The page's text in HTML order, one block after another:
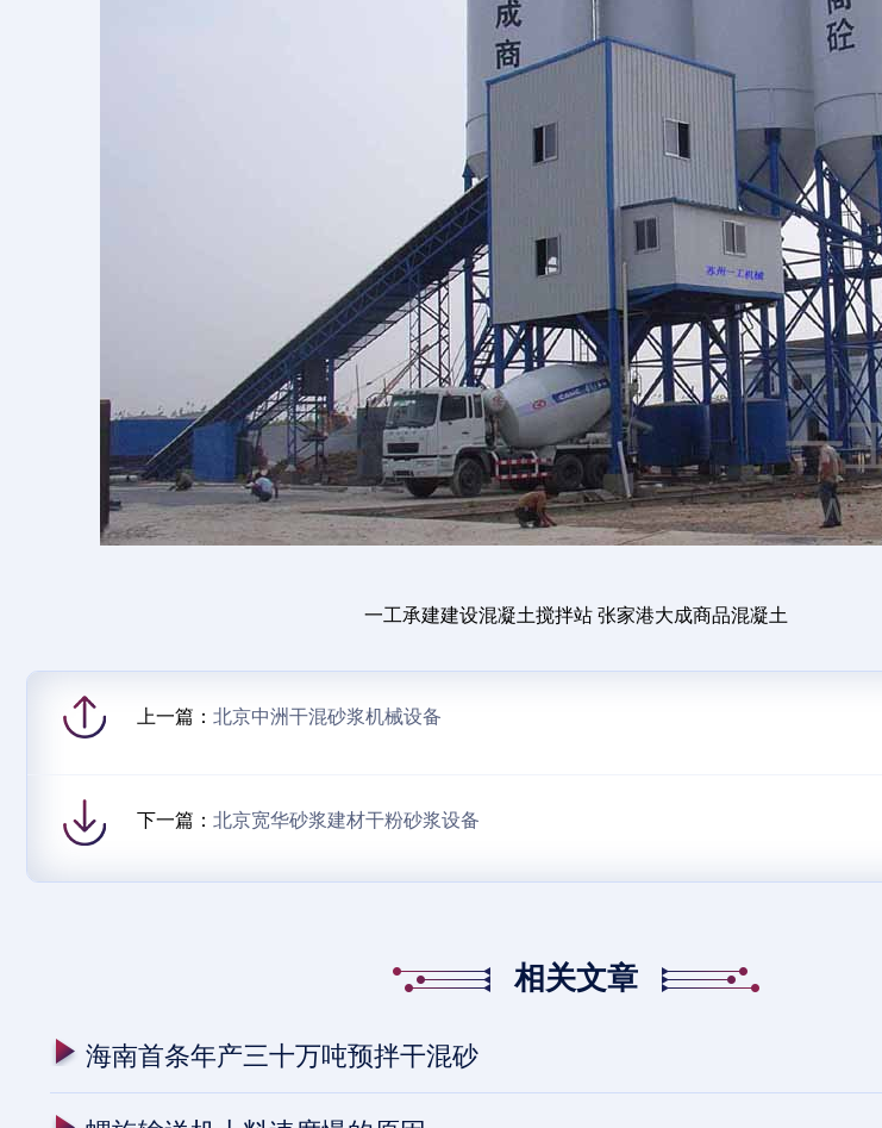
一工承建建设混凝土搅拌站 张家港大成商品混凝土
上一篇： 北京中洲干混砂浆机械设备
下一篇： 北京宽华砂浆建材干粉砂浆设备
相关文章
海南首条年产三十万吨预拌干混砂